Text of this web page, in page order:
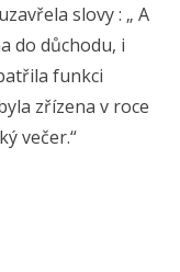
slovy : „ A
do důchodu, i
funkci
zřízena v roce
večer.“